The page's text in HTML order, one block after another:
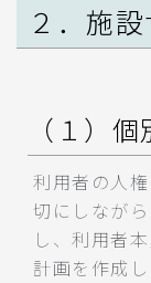
２．施
（１）
利用者の人
切にしなが
し、利用者
計画を作成し